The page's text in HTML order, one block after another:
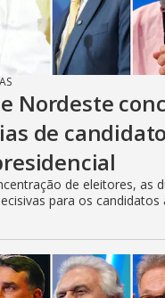
Nordeste
de
de eleitores, as
para os candidatos